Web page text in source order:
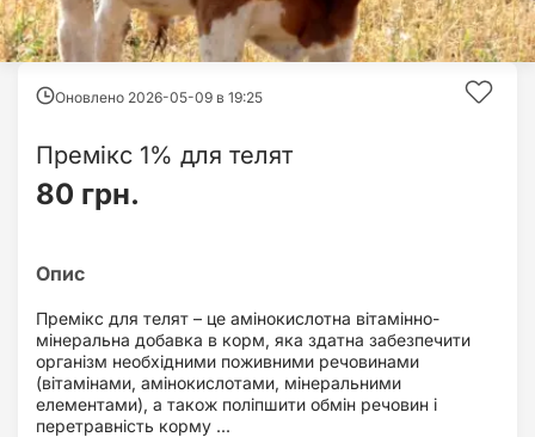
Оновлено 2026-05-09 в 19:25
Премікс 1% для телят
80 грн.
Премікс для телят – це амінокислотна вітамінно-
мінеральна добавка в корм, яка здатна забезпечити
організм необхідними поживними речовинами
(вітамінами, амінокислотами, мінеральними
елементами), а також поліпшити обмін речовин і
перетравність корму ...